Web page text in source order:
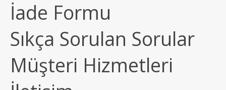
İade Formu
Sıkça Sorulan Sorular
Müşteri Hizmetleri